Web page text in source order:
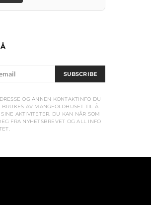
SUBSCRIBE
OG ANNEN KONTAKTINFO DU
AV MANGFOLDHUSET TIL Å
AKTIVITETER. DU KAN NÅR SOM
FRA NYHETSBREVET OG ALL INFO